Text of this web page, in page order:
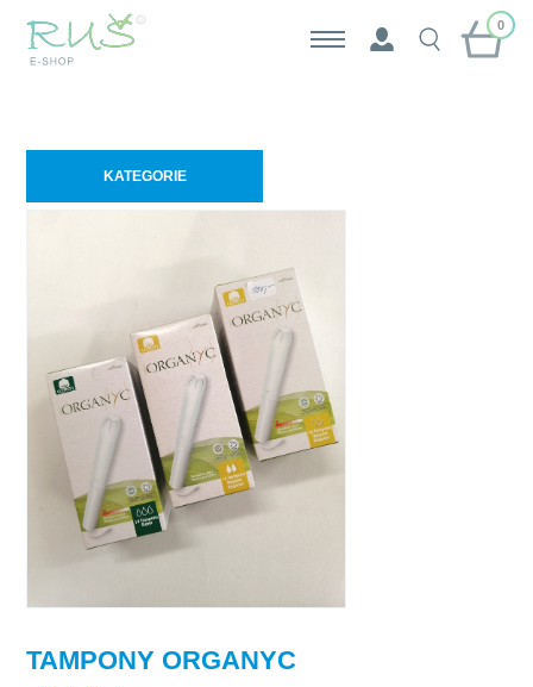
0
KATEGORIE
TAMPONY ORGANYC